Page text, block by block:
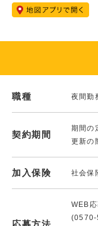
職種 夜間勤
契約期間
期間の
更新の
加入保険 社会保
応募方法
WEB
(0570-